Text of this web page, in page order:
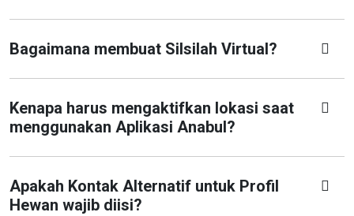
Bagaimana membuat Silsilah Virtual?
Kenapa harus mengaktifkan lokasi saat
menggunakan Aplikasi Anabul?
Apakah Kontak Alternatif untuk Profil
Hewan wajib diisi?